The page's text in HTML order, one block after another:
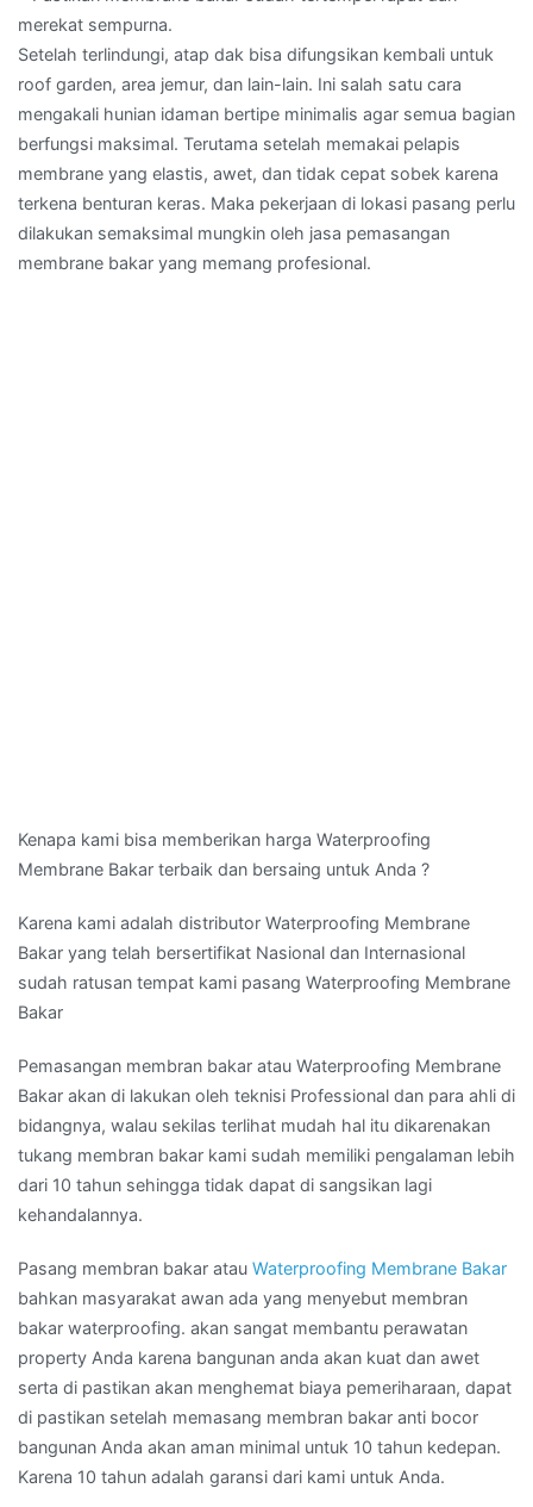
merekat sempurna.
Setelah terlindungi, atap dak bisa difungsikan kembali untuk
roof garden, area jemur, dan lain-lain. Ini salah satu cara
mengakali hunian idaman bertipe minimalis agar semua bagian
berfungsi maksimal. Terutama setelah memakai pelapis
membrane yang elastis, awet, dan tidak cepat sobek karena
terkena benturan keras. Maka pekerjaan di lokasi pasang perlu
dilakukan semaksimal mungkin oleh jasa pemasangan
membrane bakar yang memang profesional.
bahkan masyarakat awan ada yang menyebut membran
bakar waterproofing. akan sangat membantu perawatan
serta di pastikan akan menghemat biaya pemeriharaan, dapat
di pastikan setelah memasang membran bakar anti bocor
bangunan Anda akan aman minimal untuk 10 tahun kedepan.
Karena 10 tahun adalah garansi dari kami untuk Anda.
Pasang membran bakar atau membrane bakar waterproofing
bahkan masyarakat awan ada yang menyebut membran
bakar waterproofing. akan sangat membantu perawatan
property Anda karena bangunan anda akan kuat dan awet
serta di pastikan akan menghemat biaya pemeriharaan dapat
di pastikan setelah memasang membran bakar anti bocor
Karen 10 tahun adalah garansi dari kami untuk Anda.
Bagi yang ingin tahu berapa hargamembran bakar
waterproofingdan konsultasi mengenai ukuran membran
bakar yang cocok di pakai untuk Anda kami akan membantu
Anda, kami akan berikan harga membran bakar per meter
atau harga membran bakar per roll dengan harga yang
terbaik. silakan hubungi kami : 0812 9070 0500